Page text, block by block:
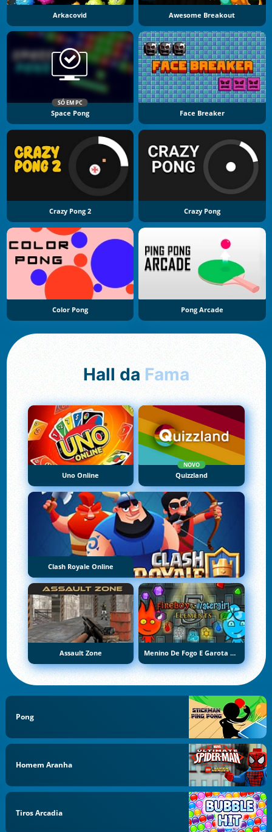
Arkacovid Awesome Breakout
SÓ EM PC
Space Pong Face Breaker
Crazy Pong 2 Crazy Pong
Color Pong Pong Arcade
Hall da Fama
Uno Online
NOVO
Quizzland
Clash Royale Online
Assault Zone Menino De Fogo E Garota De Água 5: Elementos
Pong
Homem Aranha
Tiros Arcadia